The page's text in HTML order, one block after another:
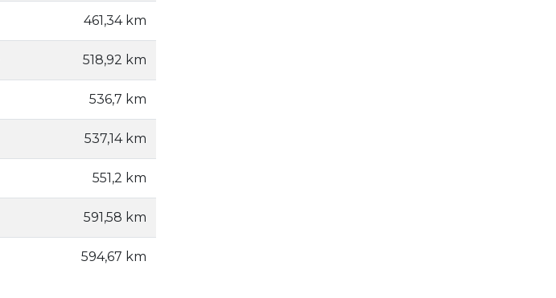
461,34 km
518,92 km
536,7 km
537,14 km
551,2 km
591,58 km
594,67 km